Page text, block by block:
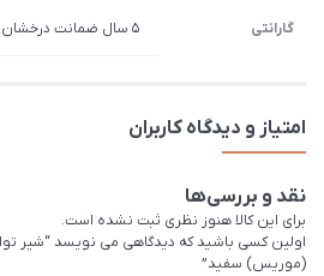
گارانتی 5 سال ضمانت درخشان سرویس
امتیاز و دیدگاه کاربران
نقد و بررسی‌ها
برای این کالا هنوز نظری ثبت نشده است.
اولین کسی باشید که دیدگاهی می نویسد “شیر
(موریس) سفید”